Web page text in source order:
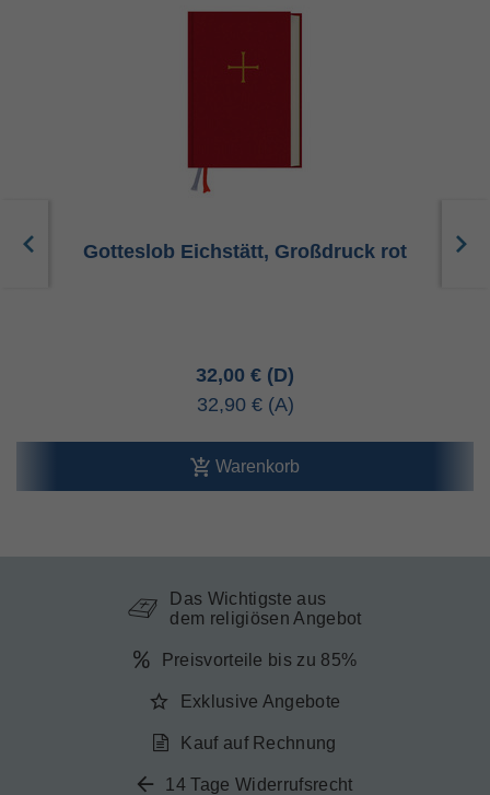
Gotteslob Eichstätt, Großdruck rot
32,00 €
32,90 €
Warenkorb
Das Wichtigste aus
dem religiösen Angebot
Preisvorteile bis zu 85%
Exklusive Angebote
Kauf auf Rechnung
14 Tage Widerrufsrecht